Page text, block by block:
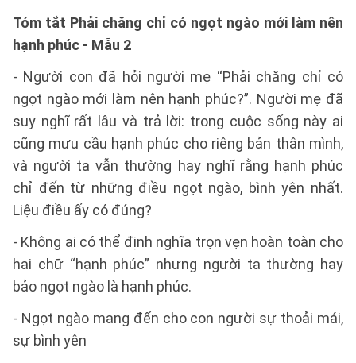
Tóm tắt Phải chăng chỉ có ngọt ngào mới làm nên
hạnh phúc - Mẫu 2
- Người con đã hỏi người mẹ “Phải chăng chỉ có
ngọt ngào mới làm nên hạnh phúc?”. Người mẹ đã
suy nghĩ rất lâu và trả lời: trong cuộc sống này ai
cũng mưu cầu hạnh phúc cho riêng bản thân mình,
và người ta vẫn thường hay nghĩ rằng hạnh phúc
chỉ đến từ những điều ngọt ngào, bình yên nhất.
Liệu điều ấy có đúng?
- Không ai có thể định nghĩa trọn vẹn hoàn toàn cho
hai chữ “hạnh phúc” nhưng người ta thường hay
bảo ngọt ngào là hạnh phúc.
- Ngọt ngào mang đến cho con người sự thoải mái,
sự bình yên